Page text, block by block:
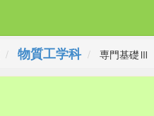
物質工学科 専門基礎Ⅲ